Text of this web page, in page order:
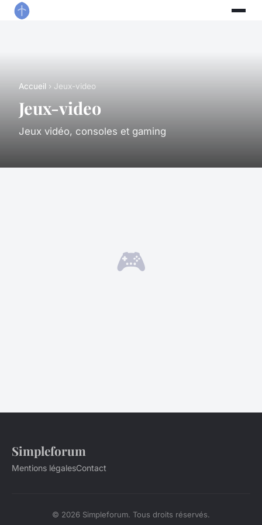
Accueil › Jeux-video
Jeux-video
Jeux vidéo, consoles et gaming
🎮
Simpleforum
Mentions légalesContact
© 2026 Simpleforum. Tous droits réservés.